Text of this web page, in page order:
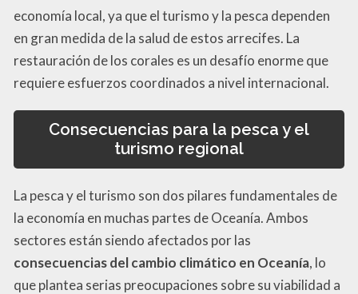
economía local, ya que el turismo y la pesca dependen
en gran medida de la salud de estos arrecifes. La
restauración de los corales es un desafío enorme que
requiere esfuerzos coordinados a nivel internacional.
Consecuencias para la pesca y el
turismo regional
La pesca y el turismo son dos pilares fundamentales de
la economía en muchas partes de Oceanía. Ambos
sectores están siendo afectados por las
consecuencias del cambio climático en Oceanía, lo
que plantea serias preocupaciones sobre su viabilidad a